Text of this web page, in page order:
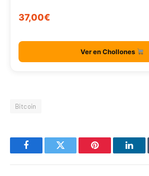
37,00€
Ver en Chollones
Bitcoin
FacebookTwitter Pinterest